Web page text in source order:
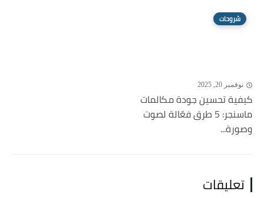
شروحات
نوفمبر 20, 2025
كيفية تحسين جودة مكالمات
ماسنجر: 5 طرق فعّالة لصوت
وصورة...
تعليقات